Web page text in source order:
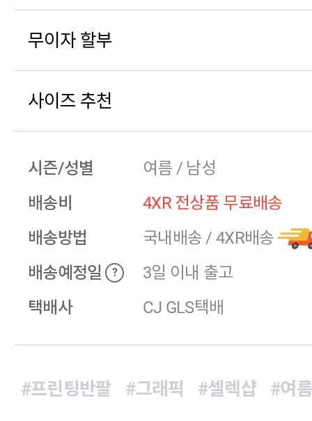
무이자 할부
사이즈 추천
시즌/성별
여름 / 남성
배송비
4XR 전상품 무료배송
배송방법
국내배송 / 4XR배송
배송예정일
?
3일 이내 출고
택배사
CJ GLS택배
#프린팅반팔 #그래픽 #셀렉샵 #여